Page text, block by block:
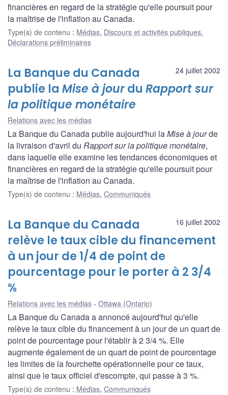
financières en regard de la stratégie qu'elle poursuit pour
la maîtrise de l'inflation au Canada.
Type(s) de contenu : Médias, Discours et activités publiques,
Déclarations préliminaires
24 juillet 2002
La Banque du Canada
publie la Mise à jourdu Rapport sur
la politique monétaire
Relations avec les médias
La Banque du Canada publie aujourd'hui laMise à jourde
la livraison d'avril du Rapport sur la politique monétaire,
dans laquelle elle examine les tendances économiques et
financières en regard de la stratégie qu'elle poursuit pour
la maîtrise de l'inflation au Canada.
Type(s) de contenu : Médias, Communiqués
16 juillet 2002
La Banque du Canada
relève le taux cible du financement
à un jour de 1/4 de point de
pourcentage pour le porter à 2 3/4
%
Relations avec les médias Ottawa (Ontario)
La Banque du Canada a annoncé aujourd'hui qu'elle
relève le taux cible du financement à un jour de un quart de
point de pourcentage pour l'établir à 2 3/4 %. Elle
augmente également de un quart de point de pourcentage
les limites de la fourchette opérationnelle pour ce taux,
ainsi que le taux officiel d'escompte, qui passe à 3 %.
Type(s) de contenu : Médias, Communiqués